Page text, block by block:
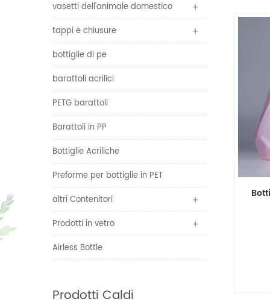
vasetti dell'animale domestico
tappi e chiusure
bottiglie di pe
barattoli acrilici
PETG barattoli
Barattoli in PP
Bottiglie Acriliche
Preforme per bottiglie in PET
altri Contenitori
Prodotti in vetro
Airless Bottle
Prodotti Caldi